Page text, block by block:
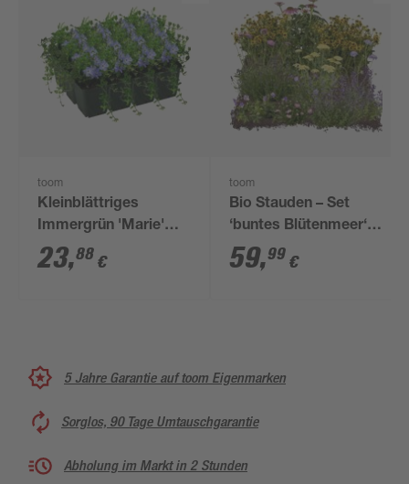
toom
Kleinblättriges
Immergrün 'Marie'
violett 9 cm Topf,
12er-Set
23,88 €
toom
Bio Stauden – Set
‘buntes Blütenmeer‘
12 Pflanzen für 2 m²
59,99 €
5 Jahre Garantie auf toom Eigenmarken
Sorglos, 90 Tage Umtauschgarantie
Abholung im Markt in 2 Stunden